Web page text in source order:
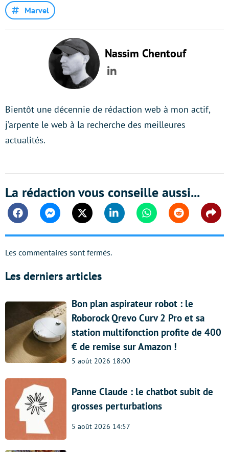
Marvel
Nassim Chentouf
LinkedIn
Bientôt une décennie de rédaction web à mon actif,
j’arpente le web à la recherche des meilleures
actualités.
La rédaction vous conseille aussi...
FacebookMessengerTwitter Linkedin WhatsappReddit
Les commentaires sont fermés.
Les derniers articles
Bon plan aspirateur robot : le
Roborock Qrevo Curv 2 Pro et sa
station multifonction profite de 400
€ de remise sur Amazon !
5 août 2026 18:00
Panne Claude : le chatbot subit de
grosses perturbations
5 août 2026 14:57